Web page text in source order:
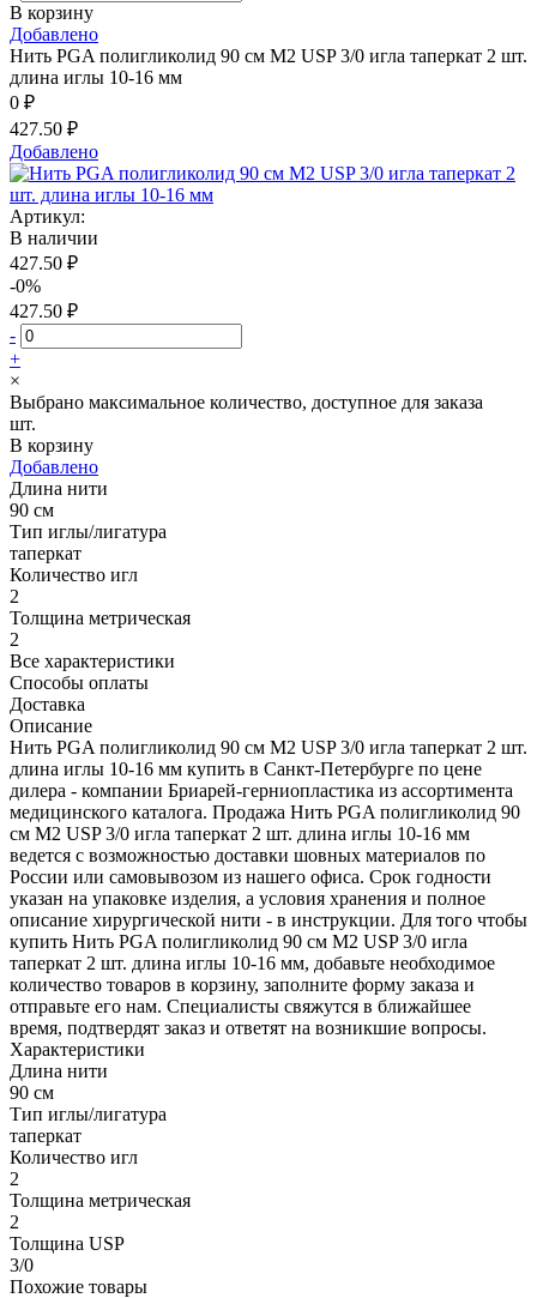
В корзину
Добавлено
Нить PGA полигликолид 90 см М2 USP 3/0 игла таперкат 2 шт.
длина иглы 10-16 мм
0 ₽
427.50 ₽
Добавлено
Артикул:
В наличии
427.50 ₽
-0%
427.50 ₽
-
+
×
Выбрано максимальное количество, доступное для заказа
шт.
В корзину
Добавлено
Длина нити
90 см
Тип иглы/лигатура
таперкат
Количество игл
2
Толщина метрическая
2
Все характеристики
Способы оплаты
Доставка
Описание
Нить PGA полигликолид 90 см М2 USP 3/0 игла таперкат 2 шт.
длина иглы 10-16 мм купить в Санкт-Петербурге по цене
дилера - компании Бриарей-герниопластика из ассортимента
медицинского каталога. Продажа Нить PGA полигликолид 90
см М2 USP 3/0 игла таперкат 2 шт. длина иглы 10-16 мм
ведется с возможностью доставки шовных материалов по
России или самовывозом из нашего офиса. Срок годности
указан на упаковке изделия, а условия хранения и полное
описание хирургической нити - в инструкции. Для того чтобы
купить Нить PGA полигликолид 90 см М2 USP 3/0 игла
таперкат 2 шт. длина иглы 10-16 мм, добавьте необходимое
количество товаров в корзину, заполните форму заказа и
отправьте его нам. Специалисты свяжутся в ближайшее
время, подтвердят заказ и ответят на возникшие вопросы.
Характеристики
Длина нити
90 см
Тип иглы/лигатура
таперкат
Количество игл
2
Толщина метрическая
2
Толщина USP
3/0
Похожие товары